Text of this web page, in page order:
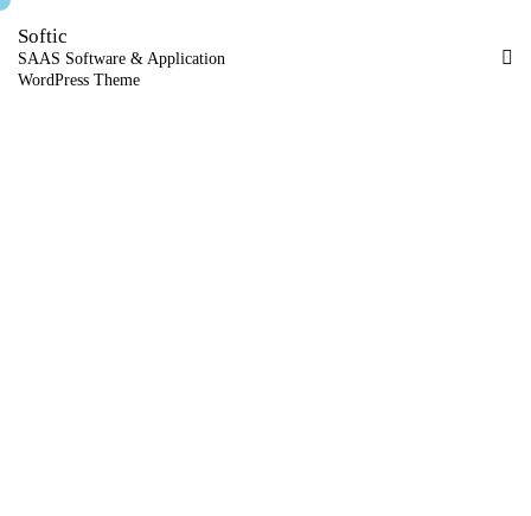
Softic
SAAS Software & Application
WordPress Theme